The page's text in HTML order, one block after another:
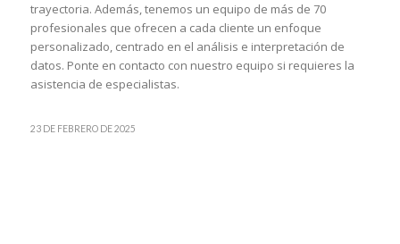
trayectoria. Además, tenemos un equipo de más de 70
profesionales que ofrecen a cada cliente un enfoque
personalizado, centrado en el análisis e interpretación de
datos. Ponte en contacto con nuestro equipo si requieres la
asistencia de especialistas.
23 DE FEBRERO DE 2025